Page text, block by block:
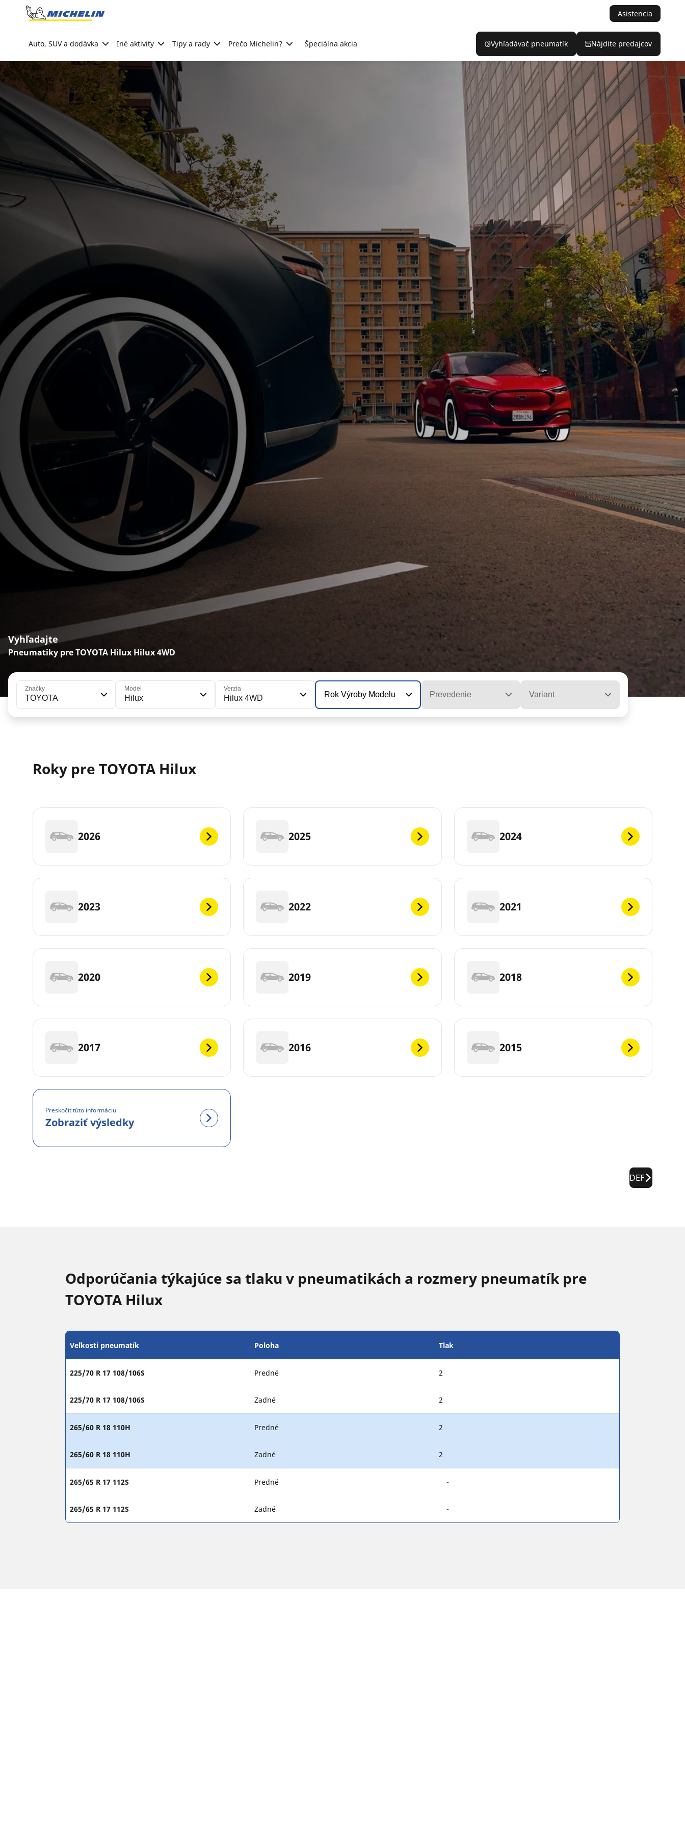
Go to page content
Asistencia
Auto, SUV a dodávka Iné aktivity Tipy a rady Prečo Michelin? Špeciálna akcia Vyhľadávač pneumatík Nájdite predajcov
Vyhľadajte
Pneumatiky pre TOYOTA Hilux Hilux 4WD
Značky
TOYOTA
Model
Hilux
Verzia
Hilux 4WD Rok Výroby Modelu Prevedenie Variant
Roky pre TOYOTA Hilux
2026 2025 2024
2023 2022 2021
2020 2019 2018
2017 2016 2015
Preskočiť túto informáciu
Zobraziť výsledky
DEF
Odporúčania týkajúce sa tlaku v pneumatikách a rozmery pneumatík pre
TOYOTA Hilux
Veľkosti pneumatík Poloha Tlak
225/70 R 17 108/106S Predné 2
225/70 R 17 108/106S Zadné 2
265/60 R 18 110H Predné 2
265/60 R 18 110H Zadné 2
265/65 R 17 112S Predné -
265/65 R 17 112S Zadné -